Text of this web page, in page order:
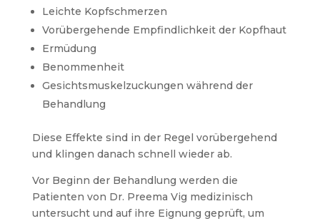
Leichte Kopfschmerzen
Vorübergehende Empfindlichkeit der Kopfhaut
Ermüdung
Benommenheit
Gesichtsmuskelzuckungen während der
Behandlung
Diese Effekte sind in der Regel vorübergehend
und klingen danach schnell wieder ab.
Vor Beginn der Behandlung werden die
Patienten von Dr. Preema Vig medizinisch
untersucht und auf ihre Eignung geprüft, um